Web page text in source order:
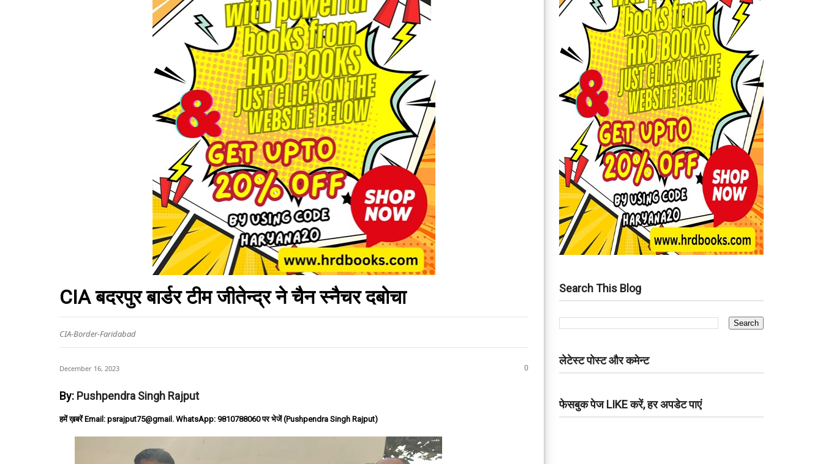
CIA बदरपुर बार्डर टीम जीतेन्द्र ने चैन स्नैचर दबोचा
CIA-Border-Faridabad
December 16, 2023 0
By: Pushpendra Singh Rajput
हमें ख़बरें Email: psrajput75@gmail. WhatsApp: 9810788060 पर भेजें (Pushpendra Singh Rajput)
Search This Blog
लेटेस्ट पोस्ट और कमेन्ट
फेसबुक पेज LIKE करें, हर अपडेट पाएं